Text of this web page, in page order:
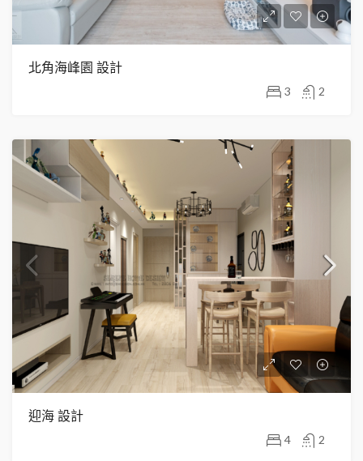
北角海峰園 設計
3 2
迎海 設計
4 2